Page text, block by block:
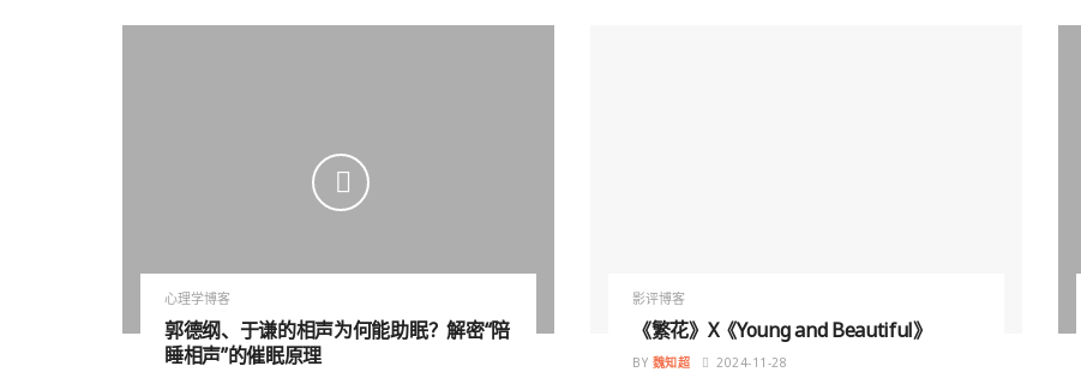
心理学博客
郭德纲、于谦的相声为何能助眠？解密“陪
睡相声”的催眠原理
影评博客
《繁花》X《Young and Beautiful》
BY 魏知超 2024-11-28